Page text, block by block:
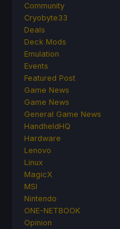
Community
Cryobyte33
Deals
Deck Mods
Emulation
Events
Featured Post
Game News
Game News
General Game News
HandheldHQ
Hardware
Lenovo
Linux
MagicX
MSI
Nintendo
ONE-NETBOOK
Opinion